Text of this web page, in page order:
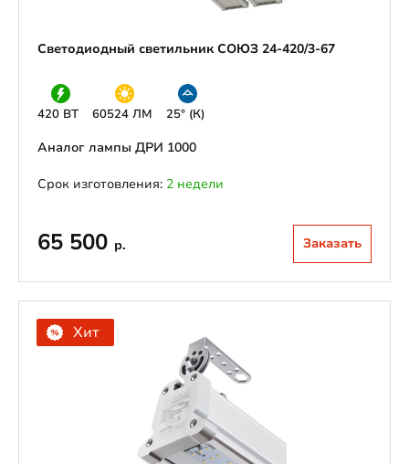
Светодиодный светильник СОЮЗ 24-420/3-67
420 ВТ 60524 ЛМ 25° (К)
Аналог лампы ДРИ 1000
Срок изготовления: 2 недели
65 500 р. Заказать
Хит